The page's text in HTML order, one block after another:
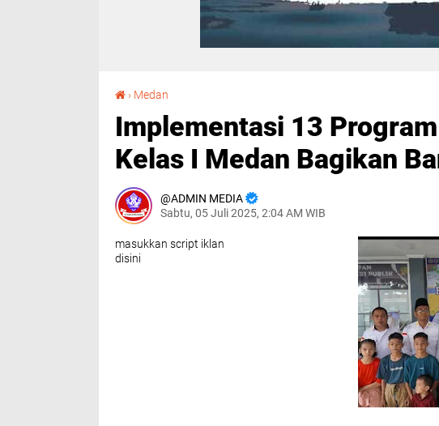
› Medan
Implementasi 13
Kelas I Medan Bagikan
ADMIN MEDIA
Sabtu, 05 Juli 2025, 2:04 AM WIB
masukkan script iklan
disini